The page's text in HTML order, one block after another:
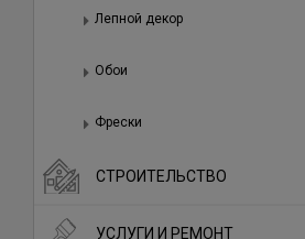
Лепной декор
Обои
Фрески
СТРОИТЕЛЬСТВО
УСЛУГИ И РЕМОНТ